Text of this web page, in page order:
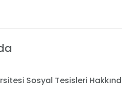
Sosyal Tesisleri